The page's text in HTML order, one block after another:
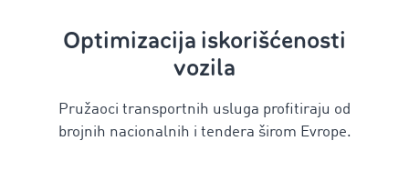
Optimizacija iskorišćenosti
vozila
Pružaoci transportnih usluga profitiraju od
brojnih nacionalnih i tendera širom Evrope.